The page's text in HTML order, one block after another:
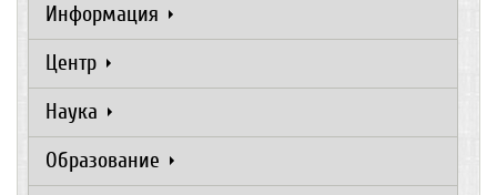
Информация
Центр
Наука
Образование